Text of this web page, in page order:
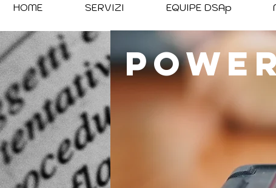
HOME SERVIZI EQUIPE DSAp